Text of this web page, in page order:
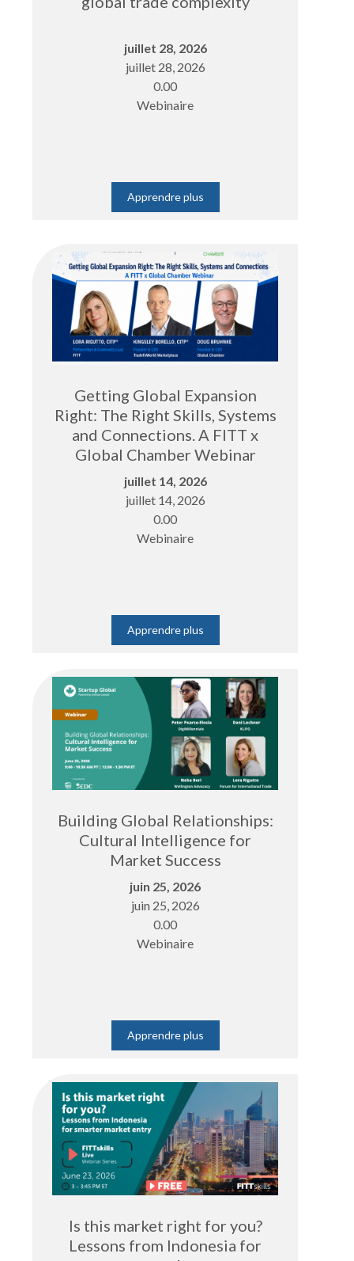
juillet 28, 2026
juillet 28, 2026
0.00
Webinaire
Apprendre plus
Getting Global Expansion
Right: The Right Skills, Systems
and Connections. A FITT x
Global Chamber Webinar
juillet 14, 2026
juillet 14, 2026
0.00
Webinaire
Apprendre plus
Building Global Relationships:
Cultural Intelligence for
Market Success
juin 25, 2026
juin 25, 2026
0.00
Webinaire
Apprendre plus
Is this market right for you?
Lessons from Indonesia for